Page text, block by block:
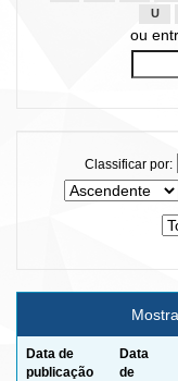
U
ou
Classificar por:
Data de
publicação
Data
de